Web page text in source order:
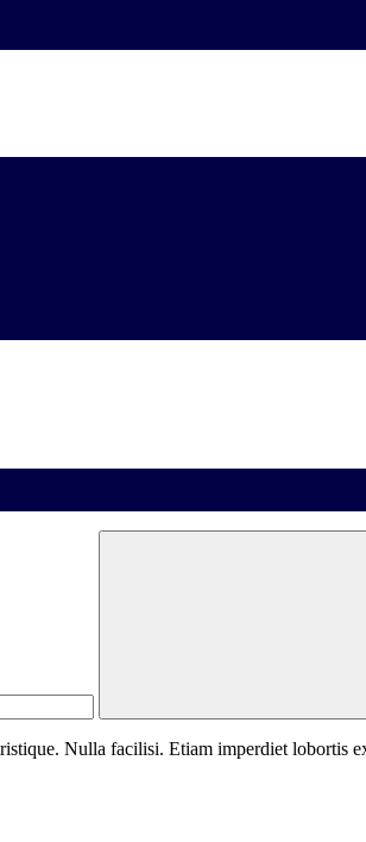
Nulla facilisi. Etiam imperdiet